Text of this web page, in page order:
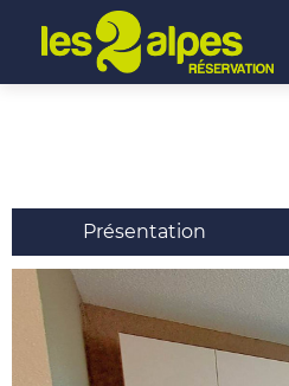
Présentation